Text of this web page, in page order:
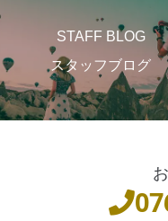
STAFF BLOG
スタッフブログ